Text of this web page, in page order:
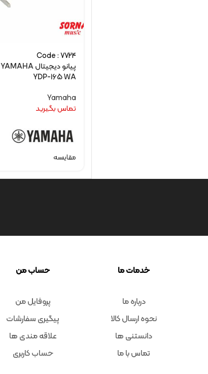
Code : 7724
پیانو دیجیتال YAMAHA
YDP-165 WA
Yamaha
تماس بگیرید
مقایسه
خدمات ما
درباره ما
نحوه ارسال کالا
دانستنی ها
تماس با ما
حساب من
پروفایل من
پیگیری سفارشات
علاقه مندی ها
حساب کاربری